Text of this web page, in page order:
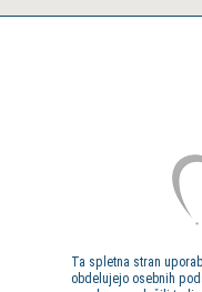
Ta spletna stran
obdelujejo osebnih